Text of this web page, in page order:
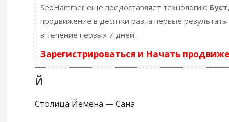
SeoHammer еще предоставляет технологию Буст
продвижение в десятки раз, а первые
в течение первых 7 дней.
Зарегистрироваться и Начать
Й
Столица Йемена — Сана